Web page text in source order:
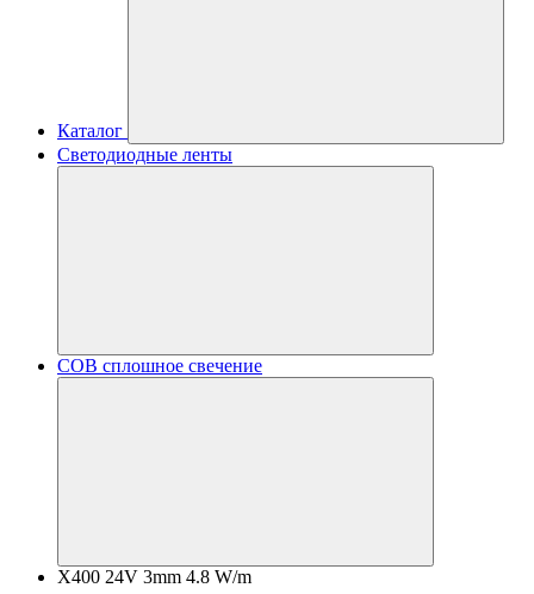
Каталог
Светодиодные ленты
COB сплошное свечение
X400 24V 3mm 4.8 W/m